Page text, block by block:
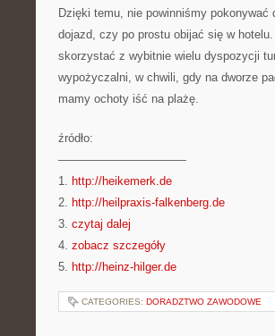
Dzięki temu, nie powinniśmy
dojazd, czy po prostu obijać się w
skorzystać z wybitnie wielu dyspozycji
wypożyczalni, w chwili, gdy na dworze
mamy ochoty iść na plażę.
źródło:
———————————
1. http://heikemerk.de
2. http://heilpraxis-falkenberg.de
3. czytaj dalej
4. zobacz szczegóły
5. http://heinz-hilger.de
CATEGORIES: DORADZTWO ZAWODOWE